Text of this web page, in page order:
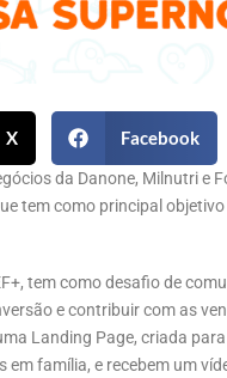
X Facebook
da Danone, Milnutri e
tem como principal
tem como desafio de
e contribuir com as
Landing Page, criada
em família, e recebem um